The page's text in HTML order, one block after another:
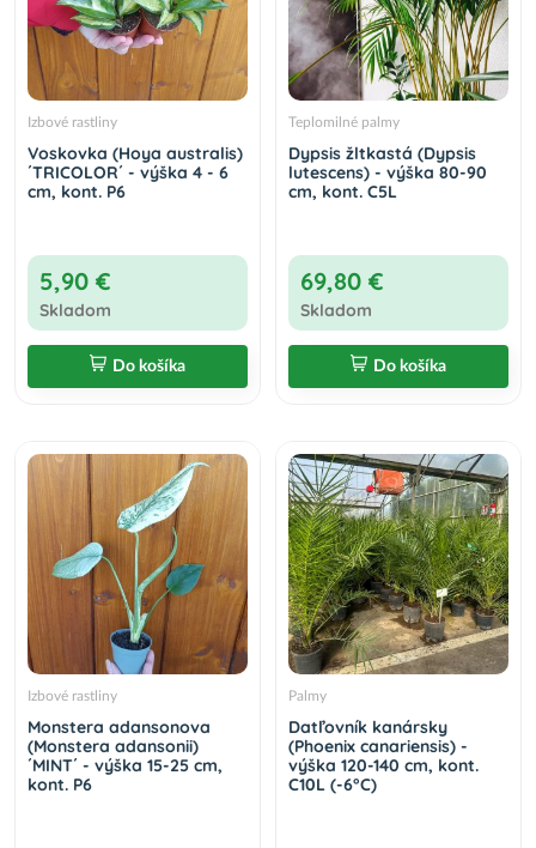
Izbové rastliny
Voskovka (Hoya australis)
´TRICOLOR´ - výška 4 - 6
cm, kont. P6
5,90 €
Skladom
Do košíka
Teplomilné palmy
Dypsis žltkastá (Dypsis
lutescens) - výška 80-90
cm, kont. C5L
69,80 €
Skladom
Do košíka
Izbové rastliny
Monstera adansonova
(Monstera adansonii)
´MINT´ - výška 15-25 cm,
kont. P6
Palmy
Datľovník kanársky
(Phoenix canariensis) -
výška 120-140 cm, kont.
C10L (-6°C)